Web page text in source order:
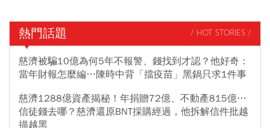
熱門話題 / HOT STORIES /
慈濟被騙10億為何5年不報警、錢找到才認？他好奇：
當年財報怎麼編…陳時中背「擋疫苗」黑鍋只求1件事
慈濟1288億資產揭秘！年捐贈72億、不動產815億…
信徒錢去哪？慈濟還原BNT採購經過，他拆解信件批越
描越黑